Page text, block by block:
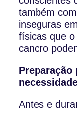
também
inseguras
físicas que
cancro
Preparação
Antes e